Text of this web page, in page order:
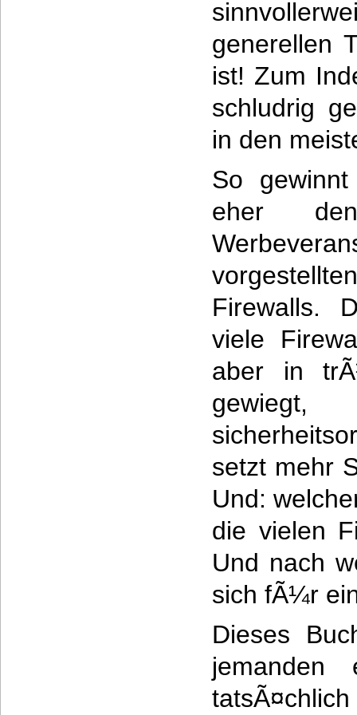
generellen
ist! Zum
schludrig
in den
So
eher
Firewalls.
viele
aber in
setzt mehr
Und:
die vielen
Und nach
sich fÃ¼r
Dieses
jemanden